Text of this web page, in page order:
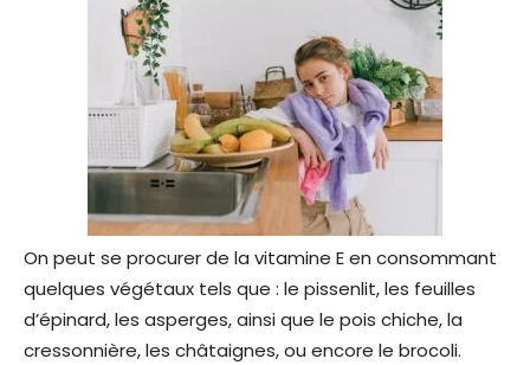
On peut se procurer de la vitamine E en consommant
quelques végétaux tels que : le pissenlit, les feuilles
d’épinard, les asperges, ainsi que le pois chiche, la
cressonnière, les châtaignes, ou encore le brocoli.